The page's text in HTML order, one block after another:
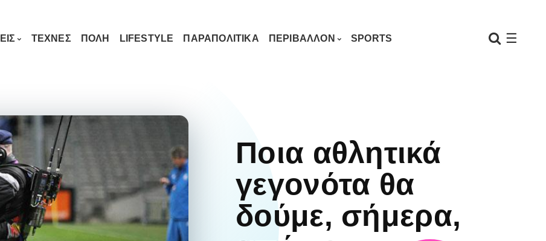
☰
ΤΕΧΝΕΣ ΠΟΛΗ LIFESTYLE ΠΑΡΑΠΟΛΙΤΙΚΑ ΠΕΡΙΒΑΛΛΟΝ SPORTS
Ποια αθλητικά
γεγονότα θα
δούμε, σήμερα,